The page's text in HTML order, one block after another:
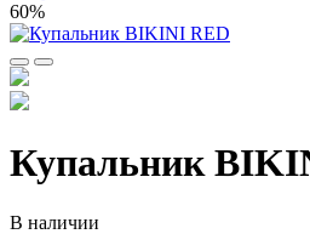
60%
Купальник
В наличии